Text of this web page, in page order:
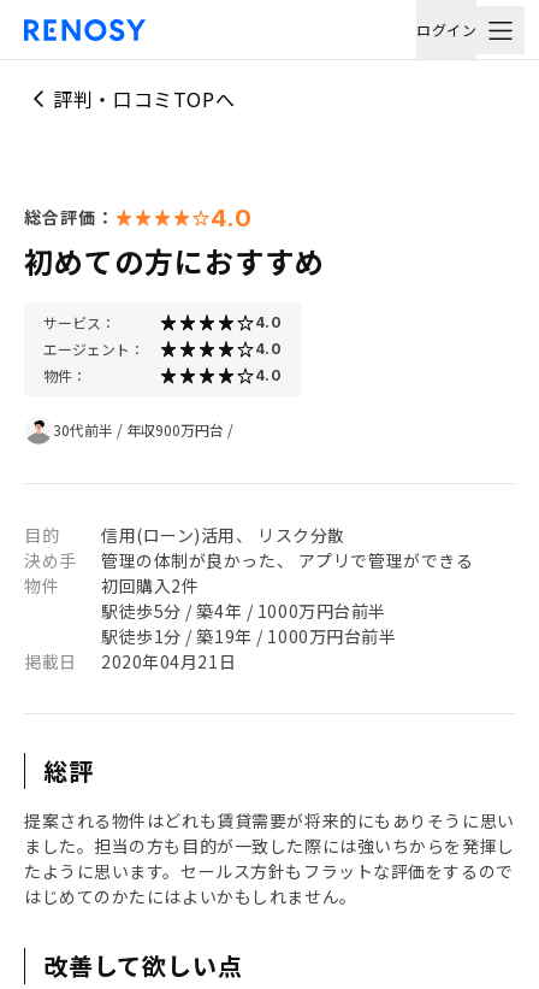
ログイン
評判・口コミTOPへ
総合評価： 4.0
初めての方におすすめ
サービス： 4.0
エージェント： 4.0
物件： 4.0
30代前半 / 年収900万円台 /
目的
信用(ローン)活用、 リスク分散
決め手
管理の体制が良かった、 アプリで管理ができる
物件
初回購入2件
駅徒歩5分 / 築4年 / 1000万円台前半
駅徒歩1分 / 築19年 / 1000万円台前半
掲載日
2020年04月21日
総評
提案される物件はどれも賃貸需要が将来的にもありそうに思い
ました。担当の方も目的が一致した際には強いちからを発揮し
たように思います。セールス方針もフラットな評価をするので
はじめてのかたにはよいかもしれません。
改善して欲しい点